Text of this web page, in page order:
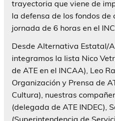
trayectoria que viene de
la defensa de los fondos
jornada de 6 horas en el
Desde Alternativa Estatal/
integramos la lista Nico
de ATE en el INCAA), Leo
Organización y Prensa de
Cultura), nuestras
(delegada de ATE INDEC),